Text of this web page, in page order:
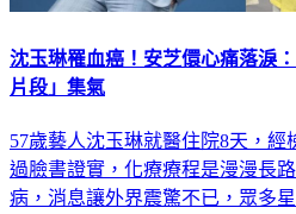
沈玉琳罹血癌！安芝儇心痛落淚
57歲藝人沈玉琳就醫住院8天，經
過臉書證實，化療療程是漫漫長